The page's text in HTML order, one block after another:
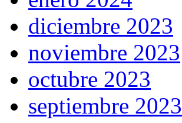
diciembre 2023
noviembre 2023
octubre 2023
septiembre 2023